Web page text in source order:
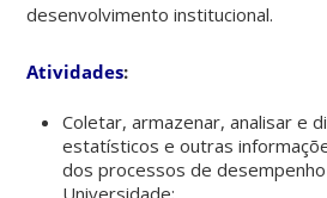
desenvolvimento institucional.
Atividades:
Coletar, armazenar, analisar e
estatísticos e outras
dos processos de
Universidade;